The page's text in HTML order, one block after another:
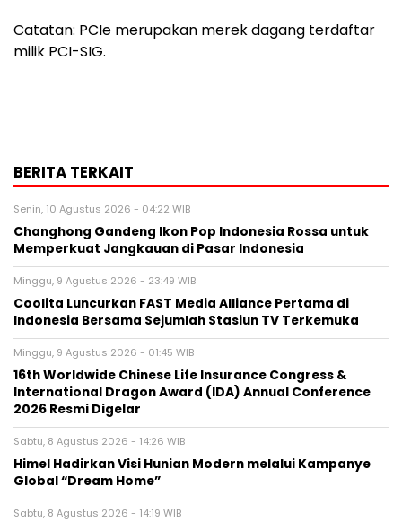
Catatan: PCIe merupakan merek dagang terdaftar
milik PCI-SIG.
BERITA TERKAIT
Senin, 10 Agustus 2026 - 04:22 WIB
Changhong Gandeng Ikon Pop Indonesia Rossa untuk
Memperkuat Jangkauan di Pasar Indonesia
Minggu, 9 Agustus 2026 - 23:49 WIB
Coolita Luncurkan FAST Media Alliance Pertama di
Indonesia Bersama Sejumlah Stasiun TV Terkemuka
Minggu, 9 Agustus 2026 - 01:45 WIB
16th Worldwide Chinese Life Insurance Congress &
International Dragon Award (IDA) Annual Conference
2026 Resmi Digelar
Sabtu, 8 Agustus 2026 - 14:26 WIB
Himel Hadirkan Visi Hunian Modern melalui Kampanye
Global “Dream Home”
Sabtu, 8 Agustus 2026 - 14:19 WIB